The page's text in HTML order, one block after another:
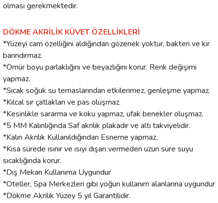
olması gerekmektedir.
DÖKME AKRİLİK KÜVET ÖZELLİKLERİ
*Yüzeyi cam özelliğini aldığından gözenek yoktur, bakteri ve kir
barındırmaz.
*Ömür boyu parlaklığını ve beyazlığını korur. Renk değişimi
yapmaz.
*Sıcak soğuk su temaslarından etkilenmez, genleşme yapmaz.
*Kılcal sır çatlakları ve pas oluşmaz.
*Kesinlikle sararma ve koku yapmaz, ufak benekler oluşmaz.
*5 MM Kalınlığında Saf akrilik plakadır ve altı takviyelidir.
*Kalın Akrilik Kullanıldığından Esneme yapmaz.
*Kısa sürede ısınır ve ısıyı dışarı vermeden uzun süre suyu
sıcaklığında korur.
*Dış Mekan Kullanıma Uygundur
*Oteller, Spa Merkezleri gibi yoğun kullanım alanlarına uygundur
*Dökme Akrilik Yüzey 5 yıl Garantilidir.